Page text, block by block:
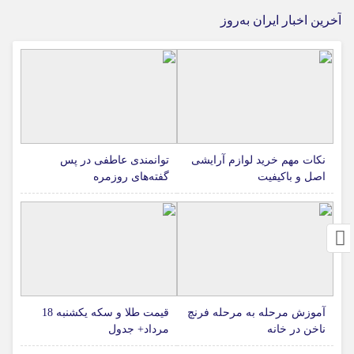
آخرین اخبار ایران به‌روز
نکات مهم خرید لوازم آرایشی
اصل و باکیفیت
توانمندی عاطفی در پس
گفته‌های روزمره
آموزش مرحله به مرحله فرنچ
ناخن در خانه
قیمت طلا و سکه یکشنبه 18
مرداد+ جدول